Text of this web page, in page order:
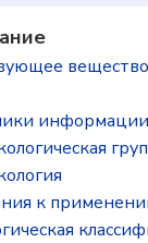
вещество
информации
к